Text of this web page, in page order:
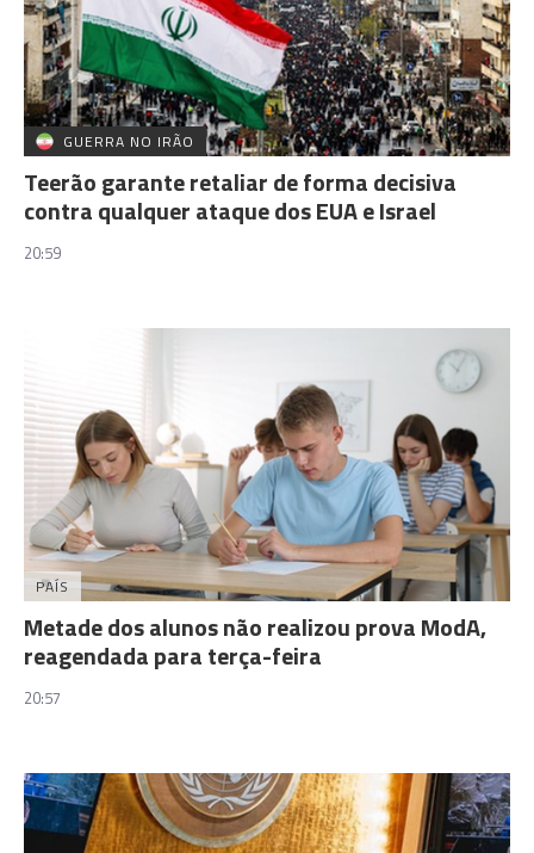
GUERRA NO IRÃO
Teerão garante retaliar de forma decisiva
contra qualquer ataque dos EUA e Israel
20:59
PAÍS
Metade dos alunos não realizou prova ModA,
reagendada para terça-feira
20:57